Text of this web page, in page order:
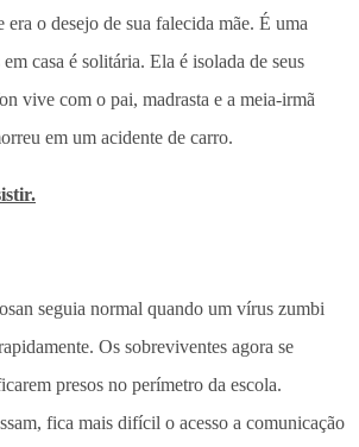
era o desejo de sua falecida mãe. É uma
casa é solitária. Ela é isolada de seus
vive com o pai, madrasta e a meia-irmã
em um acidente de carro.
seguia normal quando um vírus zumbi
Os sobreviventes agora se
presos no perímetro da escola.
fica mais difícil o acesso a comunicação